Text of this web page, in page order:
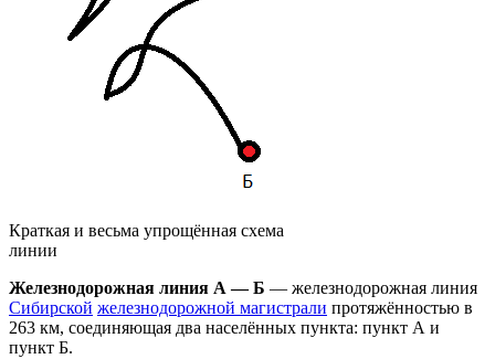
Краткая и весьма упрощённая схема
линии
Железнодорожная линия A — Б — железнодорожная линия
Сибирской железнодорожной магистрали протяжённостью в
263 км, соединяющая два населённых пункта: пункт А и
пункт Б.